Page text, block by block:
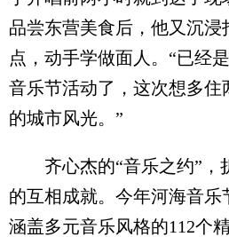
品尝东营美食后，他又沉浸
点，动手学做面人。“已经
音乐节活动了，这次想多住
的城市风光。”
齐心杰的“音乐之约”，
的互相成就。今年河海音
涵盖多元音乐风格的112个